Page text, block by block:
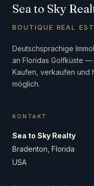
Sea to Sky
BOUTIQUE REAL
Deutschsprachige
an Floridas Golfküste —
Kaufen, verkaufen und
möglich.
KONTAKT
Sea to Sky Realty
Bradenton, Florida
USA